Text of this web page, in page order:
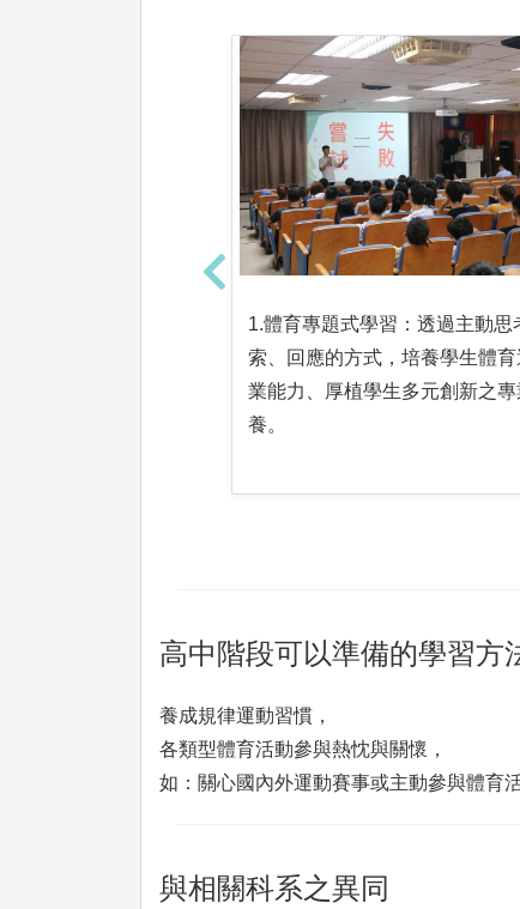
1.體育專題式學習：透過主動思
索、回應的方式，培養學生體
業能力、厚植學生多元創新之專
養。
高中階段可以準備的學習方
養成規律運動習慣，
各類型體育活動參與熱忱與關懷，
如：關心國內外運動賽事或主動參與體育
與相關科系之異同